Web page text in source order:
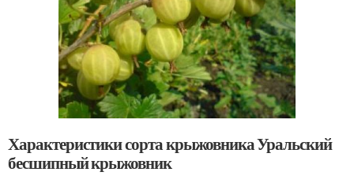
Характеристики сорта крыжовника Уральский
бесшипный крыжовник